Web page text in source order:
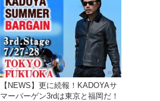
【NEWS】更に続報！KADOYAサ
マーバーゲン3rdは東京と福岡だ！